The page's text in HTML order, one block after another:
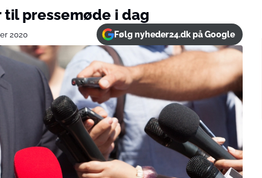
pressemøde i dag
2020 Følg nyheder24.dk på Google